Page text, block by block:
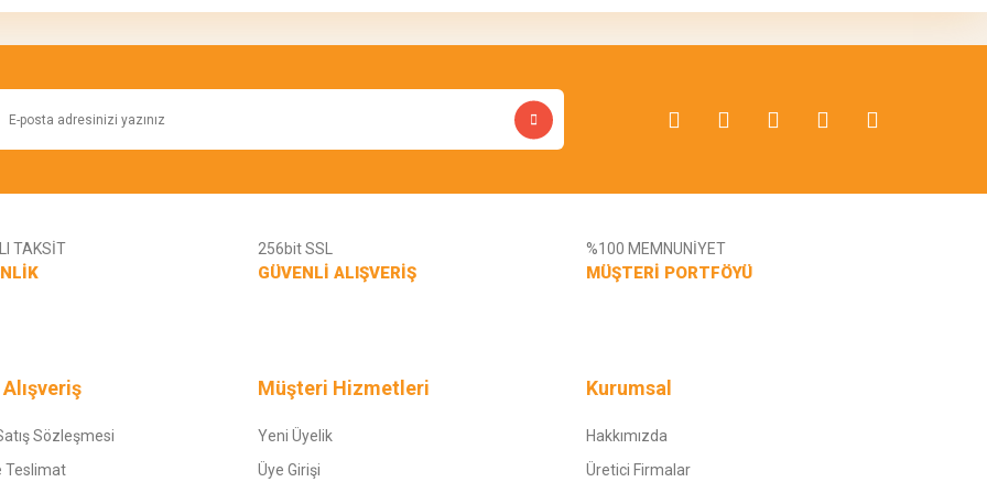
Yorum Yaz
TAKSİT 256bit SSL
GÜVENLİ ALIŞVERİŞ
%100 MEMNUNİYET
MÜŞTERİ PORTFÖYÜ
Sözleşmesi
Teslimat
Müşteri Hizmetleri
Yeni Üyelik
Üye Girişi
Kurumsal
Hakkımızda
Üretici Firmalar